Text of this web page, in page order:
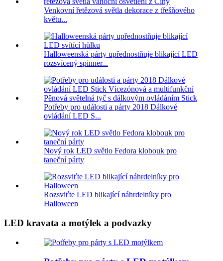
Venkovní řetězová světla dekorace z třešňového
květu...
Halloweenská párty upřednostňuje blikající LED
rozsvícený spinner...
Potřeby pro události a párty 2018 Dálkové
ovládání LED S...
Nový rok LED světlo Fedora klobouk pro
taneční párty
Rozsviťte LED blikající náhrdelníky pro
Halloween
LED kravata a motýlek a podvazky